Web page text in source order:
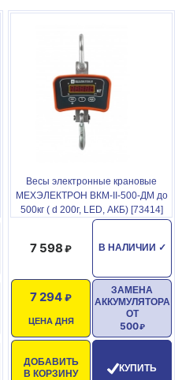
Весы электронные крановые
МЕХЭЛЕКТРОН ВКМ-II-500-ДМ до
500кг ( d 200г, LED, АКБ) [73414]
В НАЛИЧИИ ✓
7 598
ЦЕНА ДНЯ
7 294
ДОБАВИТЬ
В КОРЗИНУ
ЗАМЕНА
АККУМУЛЯТОРА
ОТ
500
КУПИТЬ